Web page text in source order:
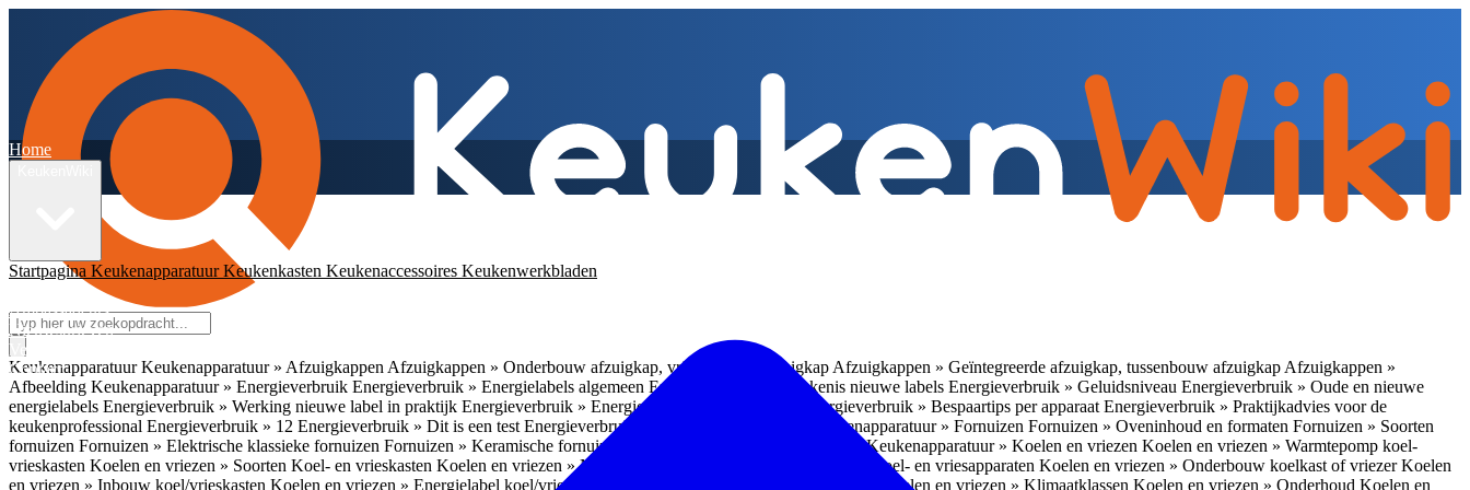
KeukenapparatuurKeukenapparatuur » Afzuigkappen Afzuigkappen » Onderbouw afzuigkap, vrijhangende afzuigkap Afzuigkappen » Geïntegreerde afzuigkap, tussenbouw afzuigkap Afzuigkappen »
Afbeelding Keukenapparatuur » Energieverbruik Energieverbruik » Energielabels algemeen Energieverbruik » Betekenis nieuwe labels Energieverbruik » Geluidsniveau Energieverbruik » Oude en nieuwe
energielabels Energieverbruik » Werking nieuwe label in praktijk Energieverbruik » Energieverbruik in de praktijk Energieverbruik » Bespaartips per apparaat Energieverbruik » Praktijkadvies voor de
keukenprofessional Energieverbruik » 12 Energieverbruik » Dit is een test Energieverbruik » 1 Keukenapparatuur » Fornuizen Fornuizen » Oveninhoud en formaten Fornuizen » Soorten
fornuizen Fornuizen » Elektrische klassieke fornuizen Fornuizen » Keramische fornuizen Keukenapparatuur » InbouwladesKeukenapparatuur » Koelen en vriezen Koelen en vriezen » Warmtepomp koel-
vrieskasten Koelen en vriezen » Soorten Koel- en vrieskasten Koelen en vriezen » Nismaten Koelen en vriezen » Vrijstaande koel- en vriesapparaten Koelen en vriezen » Onderbouw koelkast of vriezerKoelen
en vriezen » Inbouw koel/vrieskasten Koelen en vriezen » Energielabel koel/vrieskasten Koelen en vriezen » Klimaatklassen Koelen en vriezen » Onderhoud Koelen en
Home
Startpagina KeukenapparatuurKeukenkasten Keukenaccessoires Keukenwerkbladen
Ambassadeurs
Nieuwsbrieven
Veelgestelde vragen
Contact